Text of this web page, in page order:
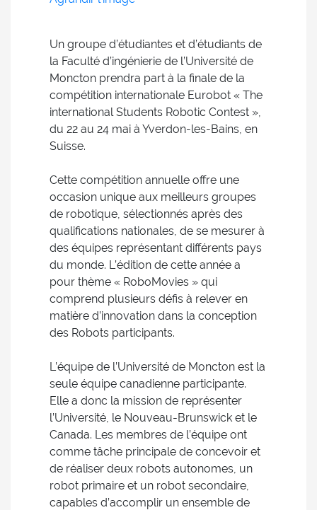
Un groupe d’étudiantes et d’étudiants de
la Faculté d’ingénierie de l’Université de
Moncton prendra part à la finale de la
compétition internationale Eurobot « The
international Students Robotic Contest »,
du 22 au 24 mai à Yverdon-les-Bains, en
Suisse.
Cette compétition annuelle offre une
occasion unique aux meilleurs groupes
de robotique, sélectionnés après des
qualifications nationales, de se mesurer à
des équipes représentant différents pays
du monde. L’édition de cette année a
pour thème « RoboMovies » qui
comprend plusieurs défis à relever en
matière d’innovation dans la conception
des Robots participants.
L’équipe de l’Université de Moncton est la
seule équipe canadienne participante.
Elle a donc la mission de représenter
l’Université, le Nouveau-Brunswick et le
Canada. Les membres de l’équipe ont
comme tâche principale de concevoir et
de réaliser deux robots autonomes, un
robot primaire et un robot secondaire,
capables d’accomplir un ensemble de